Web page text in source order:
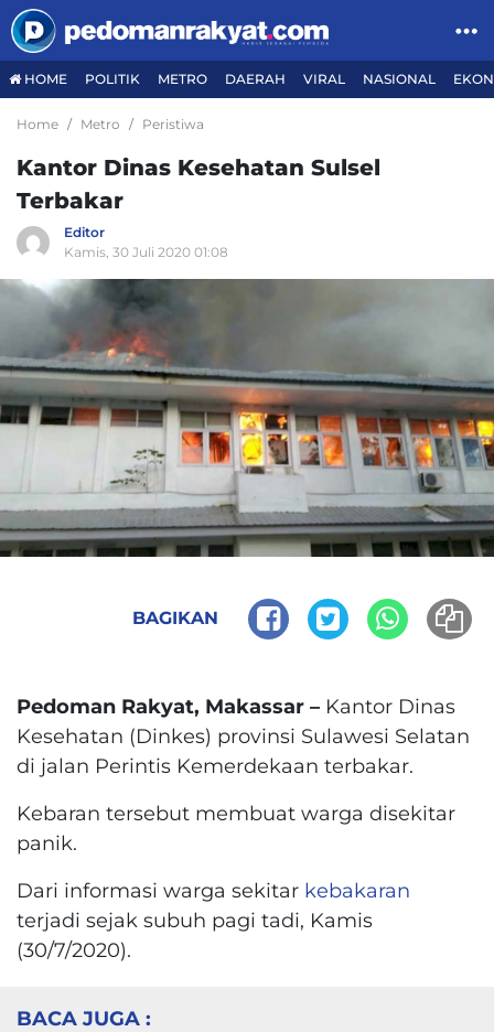
HOME POLITIK METRO DAERAH VIRAL NASIONAL
Home Metro Peristiwa
Kantor Dinas Kesehatan Sulsel
Terbakar
Editor
Kamis, 30 Juli 2020 01:08
BAGIKAN
Pedoman Rakyat, Makassar – Kantor Dinas
Kesehatan (Dinkes) provinsi Sulawesi Selatan
di jalan Perintis Kemerdekaan terbakar.
Kebaran tersebut membuat warga disekitar
panik.
Dari informasi warga sekitar kebakaran
terjadi sejak subuh pagi tadi, Kamis
(30/7/2020).
BACA JUGA :